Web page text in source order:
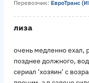
Перевозчик: ЕвроТранс
лиза
очень медленно ехал,
позднее должного,
сериал ‘хозяин’ с